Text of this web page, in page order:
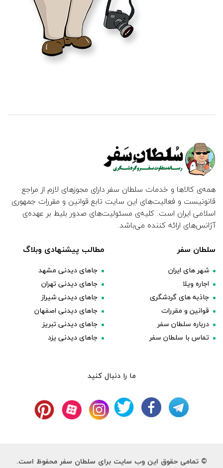
همه‌ی کالاها و خدمات سلطان سفر دارای مجوزهای لازم از مراجع
قانونیست و فعالیت‌های این سایت تابع قوانین و مقررات جمهوری
اسلامی ایران است. کلیه‌ی مسئولیت‌های صدور بلیط بر عهده‌ی
آژانس‌های ارائه کننده می‌باشد.
سلطان سفر
شهر های ایران
اجاره ویلا
جاذبه های گردشگری
قوانین و مقررات
درباره سلطان سفر
تماس با سلطان سفر
مطالب پیشنهادی وبلاگ
جاهای دیدنی مشهد
جاهای دیدنی تهران
جاهای دیدنی شیراز
جاهای دیدنی اصفهان
جاهای دیدنی تبریز
جاهای دیدنی یزد
ما را دنبال کنید
© تمامی حقوق این وب سایت برای سلطان سفر محفوظ است.